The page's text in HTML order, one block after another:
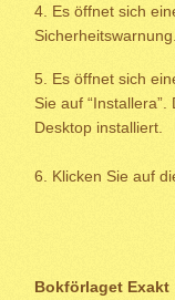
4. Es öffnet sich
5.
Es öffnet sich
Sie auf
Desktop installiert.
6. Klicken Sie auf
Bokförlaget Exakt